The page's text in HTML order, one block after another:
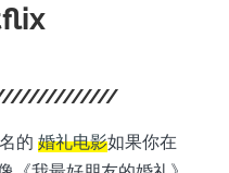
的 婚礼电影如果你在